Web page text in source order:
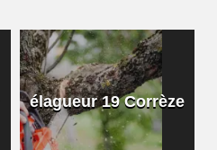
élagueur 19 Corrèze